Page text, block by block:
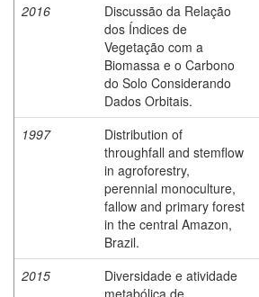
2016
Discussão da Relação
dos Índices de
Vegetação com a
Biomassa e o Carbono
do Solo Considerando
Dados Orbitais.
1997
Distribution of
throughfall and stemflow
in agroforestry,
perennial monoculture,
fallow and primary forest
in the central Amazon,
Brazil.
2015
Diversidade e atividade
metabólica de